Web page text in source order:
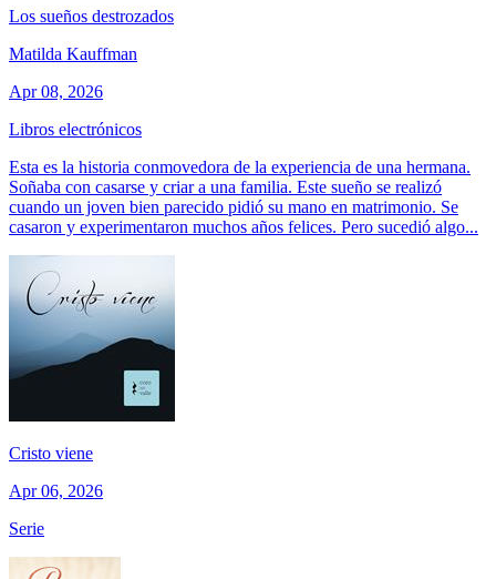
Los sueños destrozados
Matilda Kauffman
Apr 08, 2026
Libros electrónicos
Esta es la historia conmovedora de la experiencia de una hermana.
Soñaba con casarse y criar a una familia. Este sueño se realizó
cuando un joven bien parecido pidió su mano en matrimonio. Se
casaron y experimentaron muchos años felices. Pero sucedió algo...
Cristo viene
Apr 06, 2026
Serie